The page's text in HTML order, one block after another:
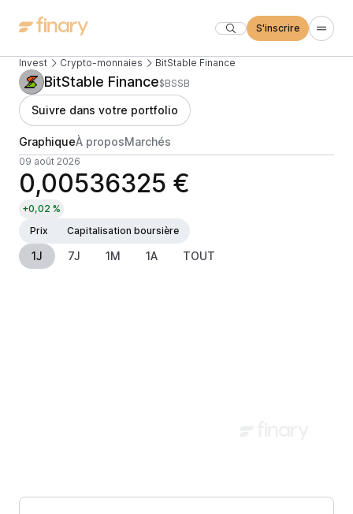
S'inscrire
Invest Crypto-monnaies BitStable Finance
BitStable Finance$BSSB
Suivre dans votre portfolio
GraphiqueÀ proposMarchés
09 août 2026
0,00536325 €
+0,02 %
Prix
Capitalisation boursière
1J 7J 1M 1A TOUT